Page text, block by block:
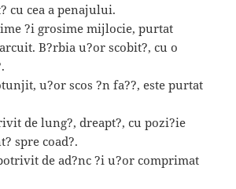
cu cea a penajului.
?i grosime mijlocie, purtat
B?rbia u?or scobit?, cu o
u?or scos ?n fa??, este purtat
de lung?, dreapt?, cu pozi?ie
spre coad?.
de ad?nc ?i u?or comprimat